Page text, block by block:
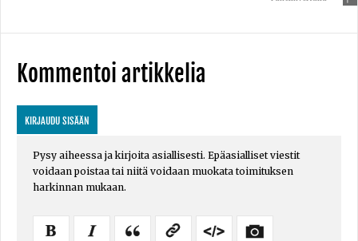
Kommentoi artikkelia
KIRJAUDU SISÄÄN
Pysy aiheessa ja kirjoita asiallisesti. Epäasialliset viestit
voidaan poistaa tai niitä voidaan muokata toimituksen
harkinnan mukaan.